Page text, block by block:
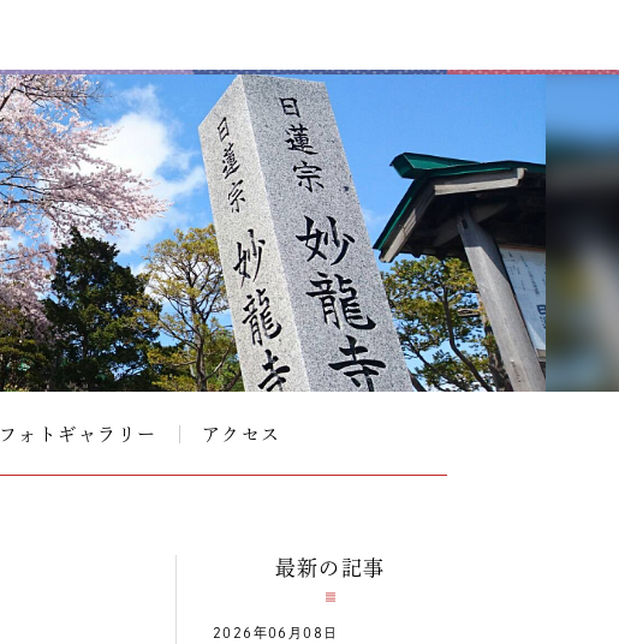
フォトギャラリー アクセス
最新の記事
2026年06月08日